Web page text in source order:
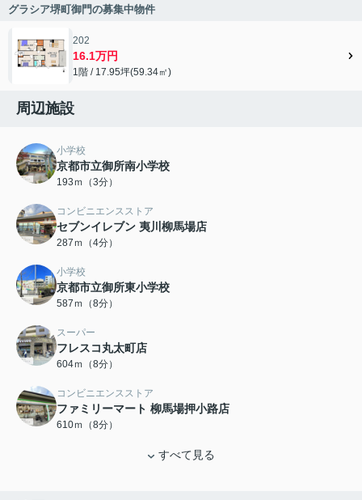
グラシア堺町御門の募集中物件
202
16.1万円
1階 / 17.95坪(59.34㎡)
周辺施設
小学校
京都市立御所南小学校
193ｍ（3分）
コンビニエンスストア
セブンイレブン 夷川柳馬場店
287ｍ（4分）
小学校
京都市立御所東小学校
587ｍ（8分）
スーパー
フレスコ丸太町店
604ｍ（8分）
コンビニエンスストア
ファミリーマート 柳馬場押小路店
610ｍ（8分）
すべて見る